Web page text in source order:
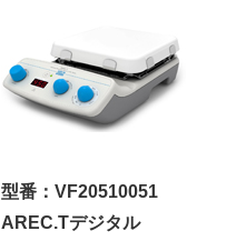
型番：VF20510051
AREC.Tデジタル